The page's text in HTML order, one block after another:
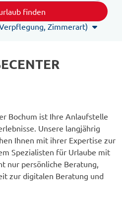
finden
Zimmerart)
Bochum ist Ihre Anlaufstelle
Unsere langjährig
Ihnen mit ihrer Expertise zur
Spezialisten für Urlaube mit
nur persönliche Beratung,
zur digitalen Beratung und